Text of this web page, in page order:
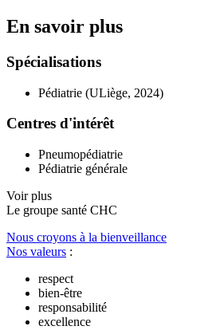
En savoir plus
Spécialisations
Pédiatrie (ULiège, 2024)
Centres d'intérêt
Pneumopédiatrie
Pédiatrie générale
Voir plus
Le groupe santé CHC
Nous croyons à la bienveillance
Nos valeurs :
respect
bien-être
responsabilité
excellence